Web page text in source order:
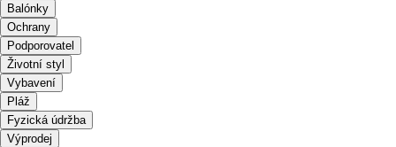
Balónky
Ochrany
Podporovatel
Životní styl
Vybavení
Pláž
Fyzická údržba
Výprodej